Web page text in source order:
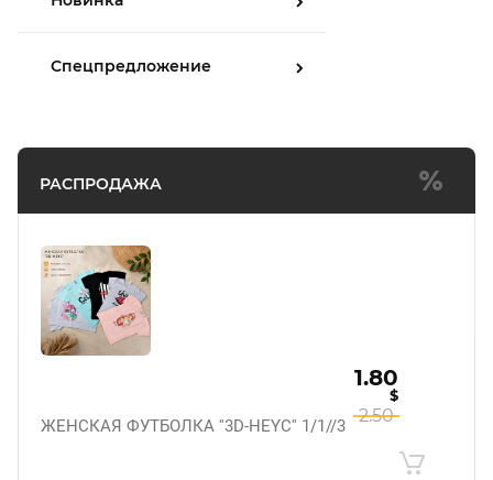
Спецпредложение
РАСПРОДАЖА
ЖЕНСКАЯ ФУТБОЛКА ''3D-HEYC'' 1/1//3 2.50
1.80
$